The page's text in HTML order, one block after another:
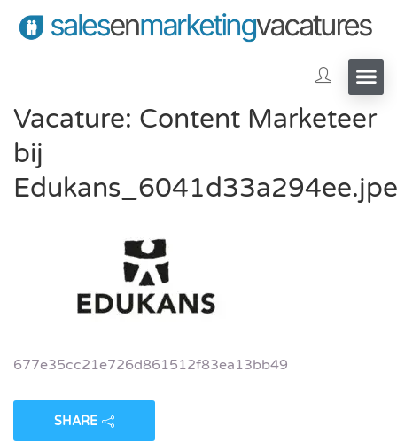
Vacature: Content Marketeer
bij
677e35cc21e726d861512f83ea13bb49
SHARE